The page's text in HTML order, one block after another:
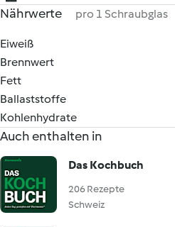
Nährwerte pro 1 Schraubglas
Eiweiß
Brennwert
Fett
Ballaststoffe
Kohlenhydrate
Auch enthalten in
Das Kochbuch
206 Rezepte
Schweiz